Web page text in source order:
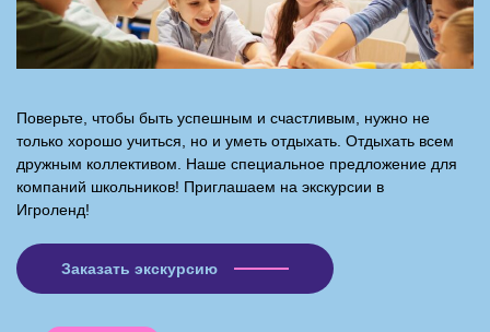
Поверьте, чтобы быть успешным и счастливым, нужно не
только хорошо учиться, но и уметь отдыхать. Отдыхать всем
дружным коллективом. Наше специальное предложение для
компаний школьников! Приглашаем на экскурсии в
Игроленд!
Заказать экскурсию